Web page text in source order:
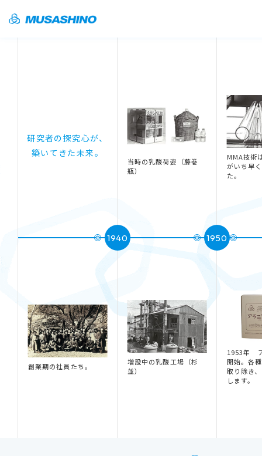
研究者の探究心が、
築いてきた未来。
創業期の社員たち。
1940
当時の乳酸荷姿（藤巻
瓶）
増設中の乳酸工場（杉
並）
1950
MMA技術
がいち早
た。
1953年
開始。各
取り除き
します。